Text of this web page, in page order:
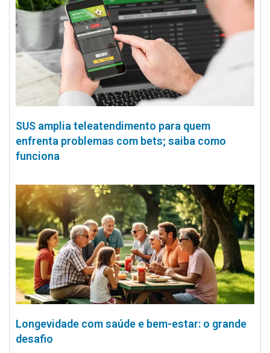
SUS amplia teleatendimento para quem
enfrenta problemas com bets; saiba como
funciona
Longevidade com saúde e bem-estar: o grande
desafio